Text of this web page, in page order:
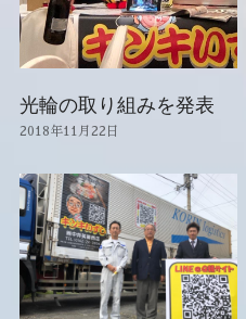
光輪の取り組みを発表
2018年11月22日